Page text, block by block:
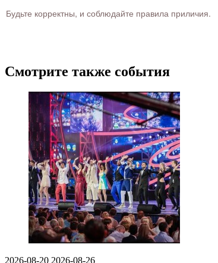
Будьте корректны, и соблюдайте правила приличия.
Смотрите также события
2026-08-20 2026-08-26